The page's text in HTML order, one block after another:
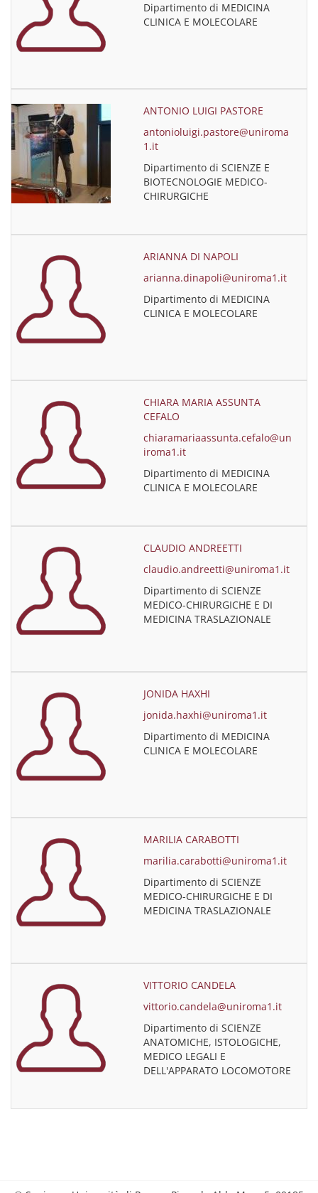
Dipartimento di MEDICINA
CLINICA E MOLECOLARE
ANTONIO LUIGI PASTORE
antonioluigi.pastore@uniroma
1.it
Dipartimento di SCIENZE E
BIOTECNOLOGIE MEDICO-
CHIRURGICHE
ARIANNA DI NAPOLI
arianna.dinapoli@uniroma1.it
Dipartimento di MEDICINA
CLINICA E MOLECOLARE
CHIARA MARIA ASSUNTA
CEFALO
chiaramariaassunta.cefalo@un
iroma1.it
Dipartimento di MEDICINA
CLINICA E MOLECOLARE
CLAUDIO ANDREETTI
claudio.andreetti@uniroma1.it
Dipartimento di SCIENZE
MEDICO-CHIRURGICHE E DI
MEDICINA TRASLAZIONALE
JONIDA HAXHI
jonida.haxhi@uniroma1.it
Dipartimento di MEDICINA
CLINICA E MOLECOLARE
MARILIA CARABOTTI
marilia.carabotti@uniroma1.it
Dipartimento di SCIENZE
MEDICO-CHIRURGICHE E DI
MEDICINA TRASLAZIONALE
VITTORIO CANDELA
vittorio.candela@uniroma1.it
Dipartimento di SCIENZE
ANATOMICHE, ISTOLOGICHE,
MEDICO LEGALI E
DELL'APPARATO LOCOMOTORE